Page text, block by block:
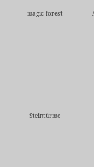
magic forest
Steintürme